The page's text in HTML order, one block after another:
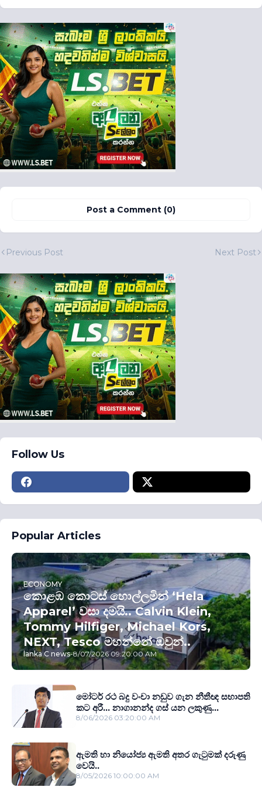
Post a Comment (0)
Previous Post Next Post
Follow Us
Popular Articles
ECONOMY
කොළඹ කොටස් හොල්ලමින් ‘Hela
Apparel’ වසා දමයි.. Calvin Klein,
Tommy Hilfiger, Michael Kors,
NEXT, Tesco මහන්නේ ඔවුන්..
lanka C news-8/07/2026 09:20:00 AM
මෝටර් රථ බදු වංචා නඩුව ගැන නීතීඥ සභාපති
කට අරී... නාගානන්ද ගස් යන ලකුණු...
8/06/2026 03:20:00 AM
ඇමති හා නියෝජ්‍ය ඇමති අතර ගැටුමක් දරුණු
වෙයි..
8/05/2026 10:00:00 AM